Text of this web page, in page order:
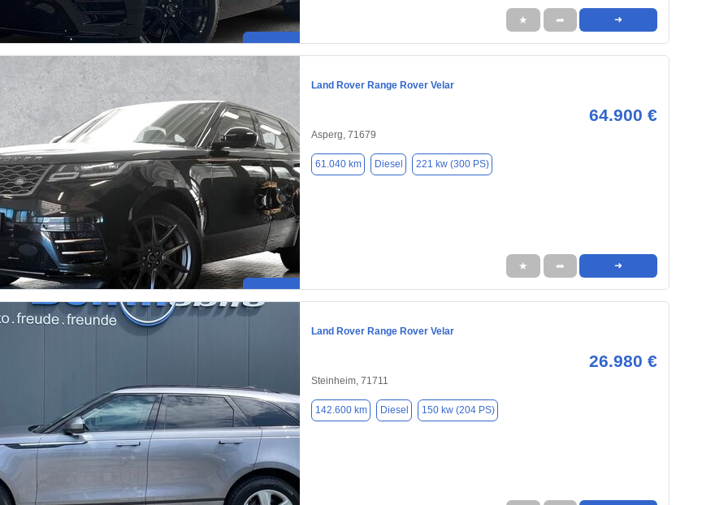
★ ➦ ➜
Land Rover Range Rover Velar
64.900 €
Asperg, 71679
61.040 km Diesel 221 kw (300 PS)
★ ➦ ➜
Land Rover Range Rover Velar
26.980 €
Steinheim, 71711
142.600 km Diesel 150 kw (204 PS)